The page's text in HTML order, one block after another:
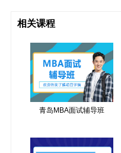
相关课程
青岛MBA面试辅导班